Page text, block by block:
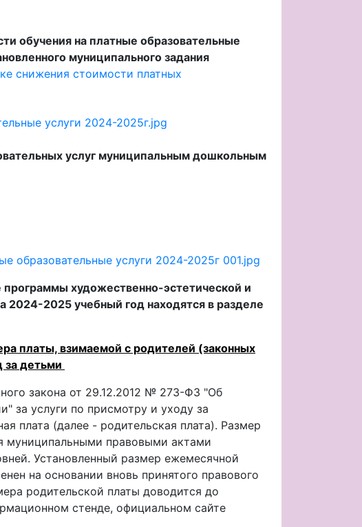
обучения на платные образовательные
муниципального задания
снижения стоимости платных
услуги 2024-2025г.jpg
услуг муниципальным дошкольным
образовательные услуги 2024-2025г 001.jpg
художественно-эстетической и
2024-2025 учебный год находятся в разделе
платы, взимаемой с родителей (законных
за детьми
закона от 29.12.2012 № 273-ФЗ "Об
за услуги по присмотру и уходу за
плата (далее - родительская плата). Размер
муниципальными правовыми актами
Установленный размер ежемесячной
на основании вновь принятого правового
родительской платы доводится до
стенде, официальном сайте